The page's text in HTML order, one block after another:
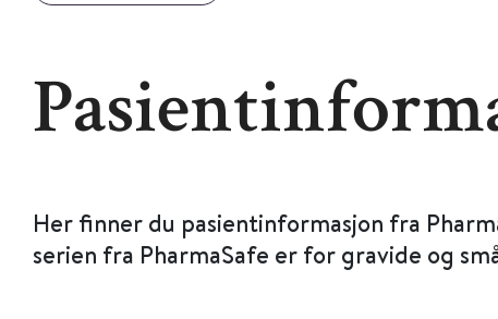
Her finner du pasientinformasjon fra
serien fra PharmaSafe er for gravide og